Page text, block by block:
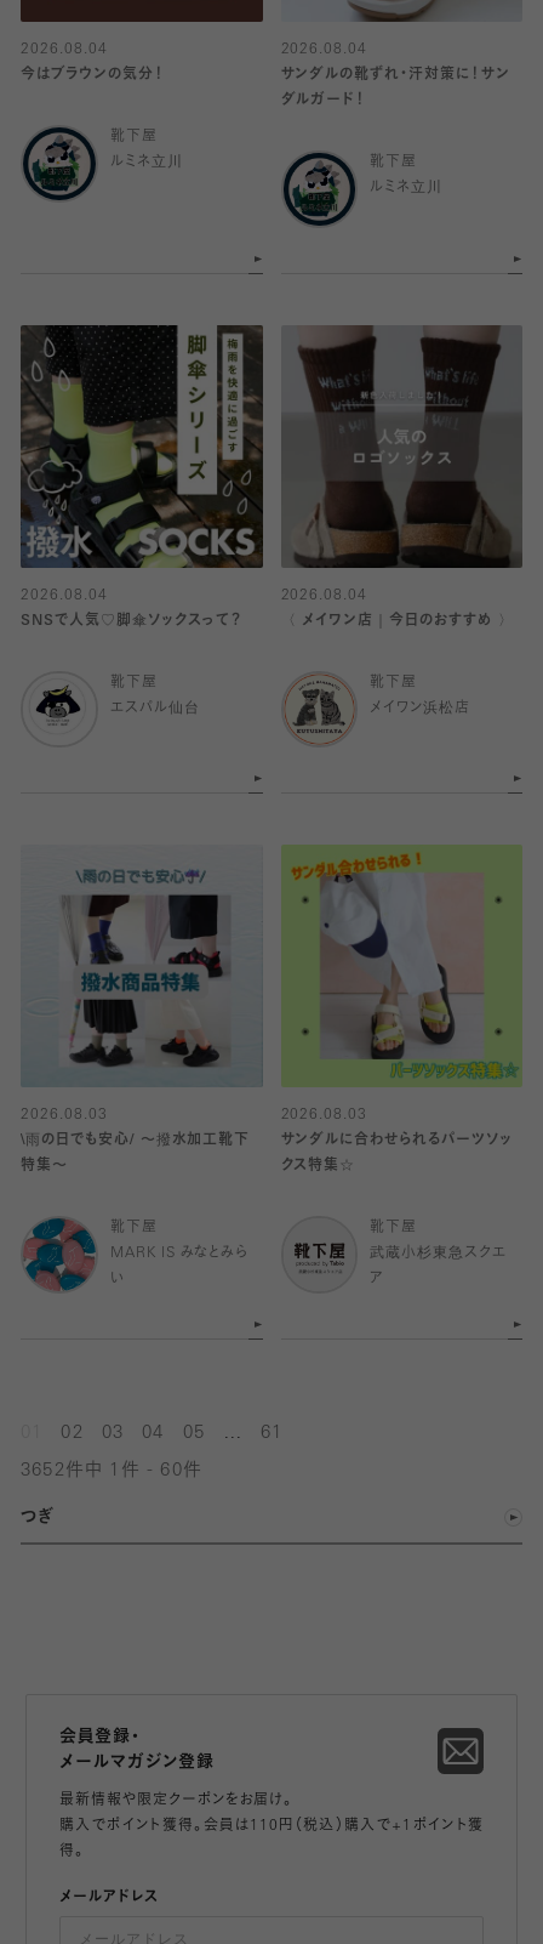
2026.08.04
今はブラウンの気分！
靴下屋
ルミネ立川
2026.08.04
サンダルの靴ずれ・汗対策に！サン
ダルガード！
靴下屋
ルミネ立川
2026.08.04
SNSで人気♡脚傘ソックスって？
靴下屋
エスパル仙台
2026.08.04
〈 メイワン店｜今日のおすすめ 〉
靴下屋
メイワン浜松店
2026.08.03
\雨の日でも安心/ 〜撥水加工靴下
特集〜
靴下屋
MARK IS みなとみら
い
2026.08.03
サンダルに合わせられるパーツソッ
クス特集☆
靴下屋
武蔵小杉東急スクエ
ア
02 03 04 05 61
3652件中 1件 - 60件
つぎ
会員登録・
メールマガジン登録
最新情報や限定クーポンをお届け。
購入でポイント獲得。会員は110円（税込）購入で+1ポイント獲
得。
メールアドレス